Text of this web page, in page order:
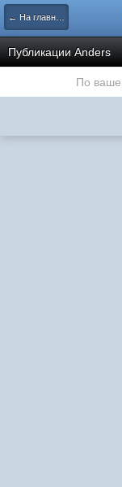
← На главную
Публикации Anders
По